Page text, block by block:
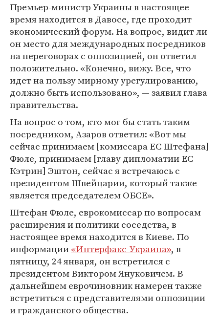
Премьер-министр Украины в настоящее
время находится в Давосе, где проходит
экономический форум. На вопрос, видит ли
он место для международных посредников
на переговорах с оппозицией, он ответил
положительно. «Конечно, вижу. Все, что
идет на пользу мирному урегулированию,
должно быть использовано», — заявил глава
правительства.
На вопрос о том, кто мог бы стать таким
посредником, Азаров ответил: «Вот мы
сейчас принимаем [комиссара ЕС Штефана]
Фюле, принимаем [главу дипломатии ЕС
Кэтрин] Эштон, сейчас я встречаюсь с
президентом Швейцарии, который также
является председателем ОБСЕ».
Штефан Фюле, еврокомиссар по вопросам
расширения и политики соседства, в
настоящее время находится в Киеве. По
информации«Интерфакс-Украина», в
пятницу, 24 января, он встретился с
президентом Виктором Януковичем. В
дальнейшем еврочиновник намерен также
встретиться с представителями оппозиции
и гражданского общества.